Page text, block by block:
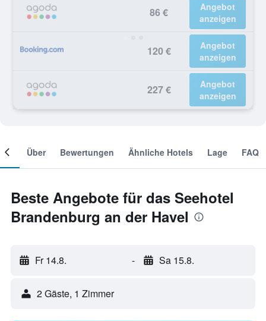
86 €
Angebot
anzeigen
120 €
Angebot
anzeigen
227 €
Angebot
anzeigen
Über Bewertungen Ähnliche Hotels Lage FAQ
Beste Angebote für das Seehotel
Brandenburg an der Havel
Fr 14.8. - Sa 15.8.
2 Gäste, 1 Zimmer